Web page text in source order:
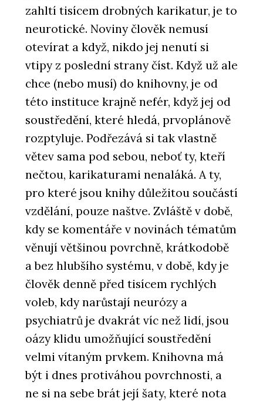
zahltí tisícem drobných karikatur, je to
neurotické. Noviny člověk nemusí
otevírat a když, nikdo jej nenutí si
vtipy z poslední strany číst. Když už ale
chce (nebo musí) do knihovny, je od
této instituce krajně nefér, když jej od
soustředění, které hledá, prvoplánově
rozptyluje. Podřezává si tak vlastně
větev sama pod sebou, neboť ty, kteří
nečtou, karikaturami nenaláká. A ty,
pro které jsou knihy důležitou součástí
vzdělání, pouze naštve. Zvláště v době,
kdy se komentáře v novinách tématům
věnují většinou povrchně, krátkodobě
a bez hlubšího systému, v době, kdy je
člověk denně před tisícem rychlých
voleb, kdy narůstají neurózy a
psychiatrů je dvakrát víc než lidí, jsou
oázy klidu umožňující soustředění
velmi vítaným prvkem. Knihovna má
být i dnes protiváhou povrchnosti, a
ne si na sebe brát její šaty, které nota